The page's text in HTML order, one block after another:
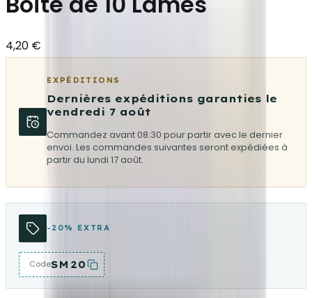
4,20 €
EXPÉDITIONS
Dernières expéditions garanties le
vendredi 7 août
Commandez avant 08:30 pour partir avec le dernier
envoi. Les commandes suivantes seront expédiées à
partir du lundi 17 août.
-20% EXTRA
CodeSM20